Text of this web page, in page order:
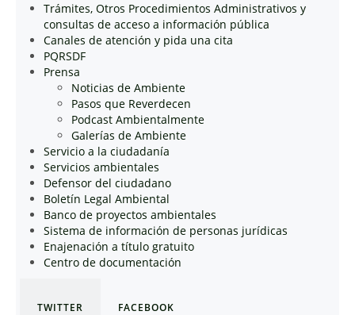
Trámites, Otros Procedimientos Administrativos y
consultas de acceso a información pública
Canales de atención y pida una cita
PQRSDF
Prensa
Noticias de Ambiente
Pasos que Reverdecen
Podcast Ambientalmente
Galerías de Ambiente
Servicio a la ciudadanía
Servicios ambientales
Defensor del ciudadano
Boletín Legal Ambiental
Banco de proyectos ambientales
Sistema de información de personas jurídicas
Enajenación a título gratuito
Centro de documentación
TWITTER FACEBOOK